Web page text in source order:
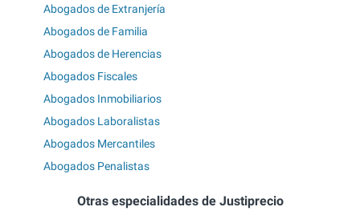
Abogados de Extranjería
Abogados de Familia
Abogados de Herencias
Abogados Fiscales
Abogados Inmobiliarios
Abogados Laboralistas
Abogados Mercantiles
Abogados Penalistas
Otras especialidades de Justiprecio